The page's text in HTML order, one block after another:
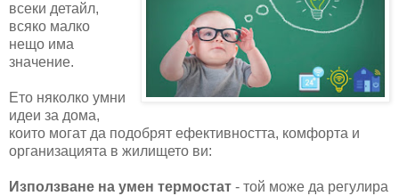
всеки детайл,
всяко малко
нещо има
значение.
Ето няколко умни
идеи за дома,
които могат да подобрят ефективността, комфорта и
организацията в жилището ви:
Използване на умен термостат - той може да регулира